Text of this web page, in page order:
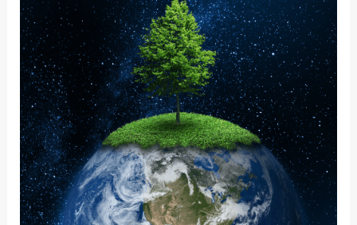
MUNDO
CAMBIANTE:
LO
QUE
SIGNIFICA
PARA
MÍ